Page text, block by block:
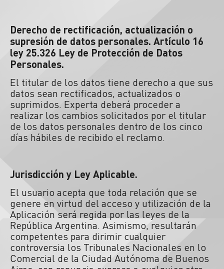
Derecho de rectificación, actualización o
supresión de datos personales. Artículo 16
ley 25.326 Ley de Protección de Datos
Personales.
El titular de los datos tiene derecho a que sus
datos sean rectificados, actualizados o
suprimidos. Experta deberá proceder a
realizar los cambios solicitados por el titular
de los datos personales dentro de los cinco
días hábiles de recibido el reclamo.
Jurisdicción y Ley Aplicable.
El usuario acepta que toda relación que se
genere en virtud del acceso y utilización de la
Aplicación será regida por las leyes de la
República Argentina. Asimismo, resultarán
competentes para dirimir cualquier
controversia los Tribunales Nacionales en lo
Comercial de la Ciudad Autónoma de Buenos